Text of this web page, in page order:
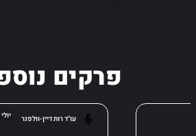
פרקים
עו"ד רות דיין-וולפנר יולי 29, 2026